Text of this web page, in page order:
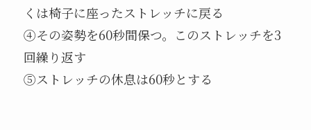
くは椅子に座ったストレッチに戻る
④その姿勢を60秒間保つ。このストレッチを3
回繰り返す
⑤ストレッチの休息は60秒とする